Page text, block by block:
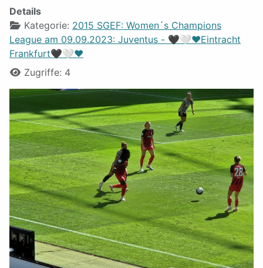
Details
Kategorie: 2015 SGEF: Women´s Champions
League am 09.09.2023: Juventus - 🖤🤍❤️Eintracht
Frankfurt🖤🤍❤️
Zugriffe: 4